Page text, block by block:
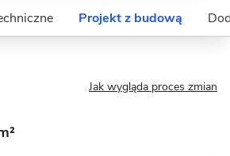
Projekt z budową
Jak wygląda proces zmian